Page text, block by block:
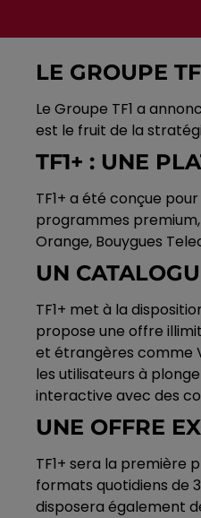
LE GROUPE
Le Groupe TF1 a
est le fruit de la
TF1+ : UNE
TF1+ a été conçue
programmes
Orange, Bouygues
UN
TF1+ met à la
propose une offre
et étrangères comme
les utilisateurs à
interactive avec des
UNE OFFRE
TF1+ sera la première
formats quotidiens de
disposera également